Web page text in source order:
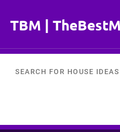
springen
TBM |